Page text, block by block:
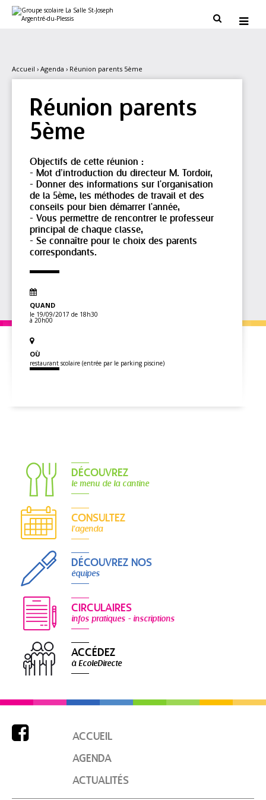
contenu.
personnels
 
Accueil › Agenda › Réunion parents 5ème
Réunion parents
5ème
Objectifs de cette réunion :
- Mot d’introduction du directeur M. Tordoir,
- Donner des informations sur l'organisation
de la 5ème, les méthodes de travail et des
conseils pour bien démarrer l'année,
- Vous permettre de rencontrer le professeur
principal de chaque classe,
- Se connaître pour le choix des parents
correspondants.
QUAND
le 19/09/2017 de 18h30
à 20h00
OÙ
restaurant scolaire (entrée par le parking piscine)
DÉCOUVREZ
le menu de la cantine
CONSULTEZ
l'agenda
DÉCOUVREZ NOS
équipes
CIRCULAIRES
infos pratiques - inscriptions
ACCÉDEZ
à EcoleDirecte

ACCUEIL
AGENDA
ACTUALITÉS